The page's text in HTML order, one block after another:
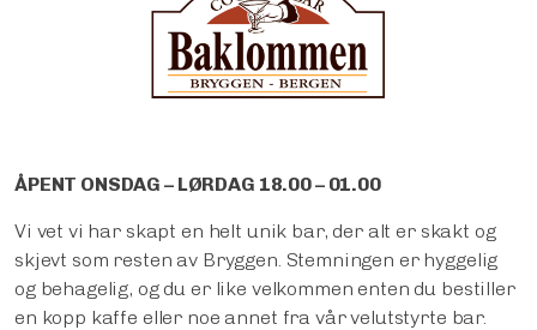
ÅPENT ONSDAG – LØRDAG 18.00 – 01.00
Vi vet vi har skapt en helt unik bar, der alt er skakt og
skjevt som resten av Bryggen. Stemningen er hyggelig
og behagelig, og du er like velkommen enten du bestiller
en kopp kaffe eller noe annet fra vår velutstyrte bar.